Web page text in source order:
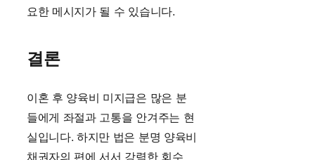
요한 메시지가 될 수 있습니다.
결론
이혼 후 양육비 미지급은 많은 분
들에게 좌절과 고통을 안겨주는 현
실입니다. 하지만 법은 분명 양육비
채권자의 편에 서서 강력한 회수